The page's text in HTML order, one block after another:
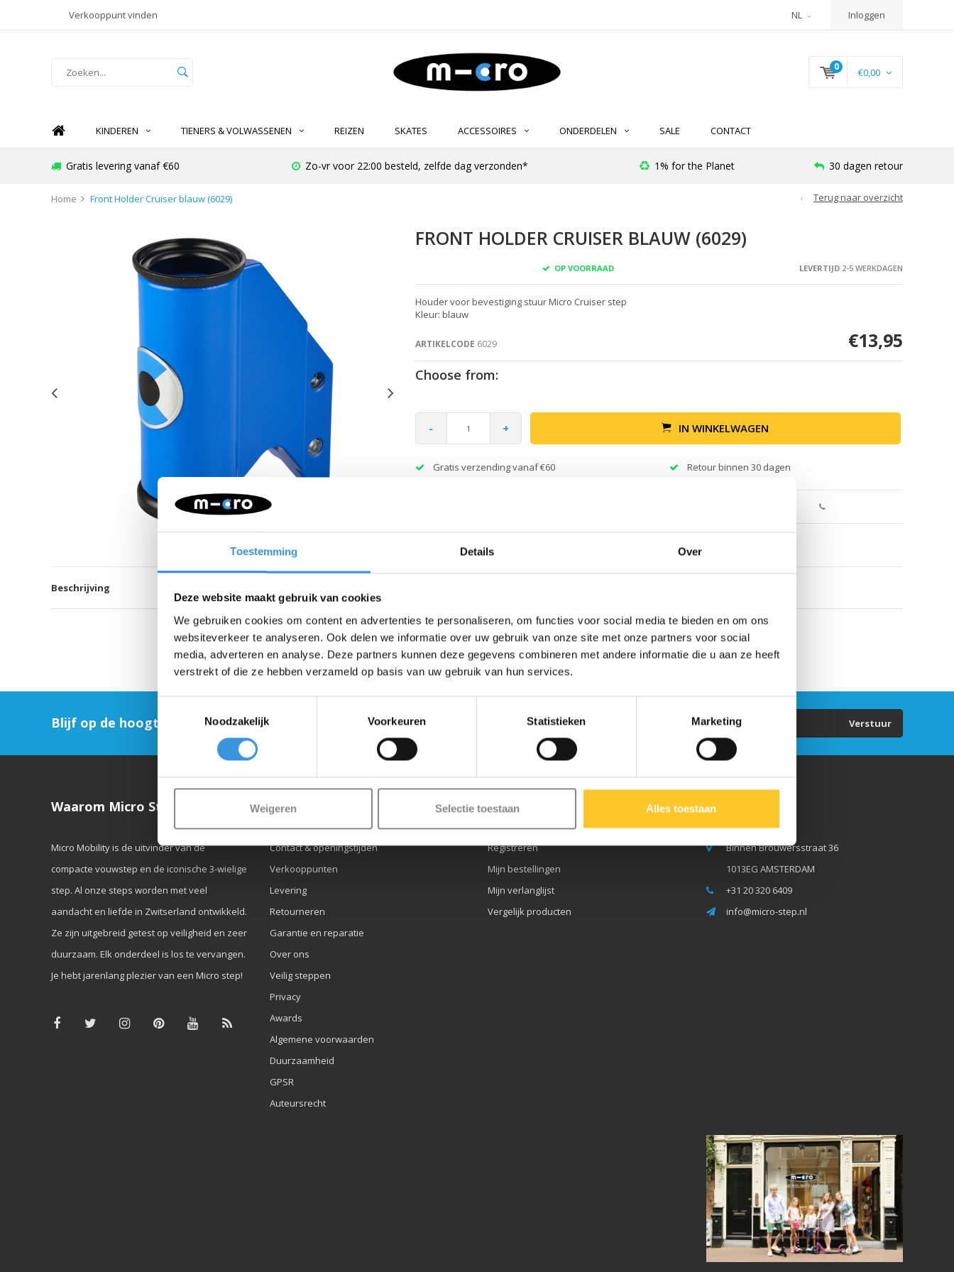
Toestemming Details Over
Deze website maakt gebruik van cookies
We gebruiken cookies om content en advertenties te personaliseren, om functies voor social media te bieden en om ons
websiteverkeer te analyseren. Ook delen we informatie over uw gebruik van onze site met onze partners voor social
media, adverteren en analyse. Deze partners kunnen deze gegevens combineren met andere informatie die u aan ze heeft
verstrekt of die ze hebben verzameld op basis van uw gebruik van hun services.
Noodzakelijk
Voorkeuren Statistieken Marketing
Weigeren Selectie toestaan Alles toestaan
Verkooppunt vinden NL Inloggen
0 €0,00
KINDEREN TIENERS & VOLWASSENEN REIZEN SKATES ACCESSOIRES ONDERDELEN SALE CONTACT
Gratis levering vanaf €60 Zo-vr voor 22:00 besteld, zelfde dag verzonden* 1% for the Planet 30 dagen retour
Home Front Holder Cruiser blauw (6029) Terug naar overzicht
FRONT HOLDER CRUISER BLAUW (6029)
OP VOORRAAD LEVERTIJD2-5 WERKDAGEN
Houder voor bevestiging stuur Micro Cruiser step
Kleur: blauw
ARTIKELCODE 6029 €13,95
Choose from:
- + IN WINKELWAGEN
Gratis verzending vanaf €60 Retour binnen 30 dagen
Beschrijving
Blijf op de hoogte en schrijf je in voor onze nieuwsbrief Verstuur
Waarom Micro Step?
Micro Mobility is de uitvinder van de
compacte vouwstep en de iconische 3-wielige
step. Al onze steps worden met veel
aandacht en liefde in Zwitserland ontwikkeld.
Ze zijn uitgebreid getest op veiligheid en zeer
duurzaam. Elk onderdeel is los te vervangen.
Je hebt jarenlang plezier van een Micro step!
Klantenservice
Contact & openingstijden
Verkooppunten
Levering
Retourneren
Garantie en reparatie
Over ons
Veilig steppen
Privacy
Awards
Algemene voorwaarden
Duurzaamheid
GPSR
Auteursrecht
Mijn account
Registreren
Mijn bestellingen
Mijn verlanglijst
Vergelijk producten
Micro Step BV
Binnen Brouwersstraat 36
1013EG AMSTERDAM
+31 20 320 6409
info@micro-step.nl